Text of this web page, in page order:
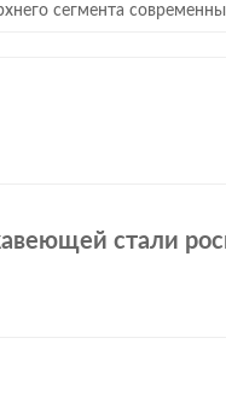
сегмента
стали